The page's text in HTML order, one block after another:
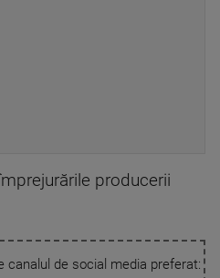
producerii
canalul de social media preferat: